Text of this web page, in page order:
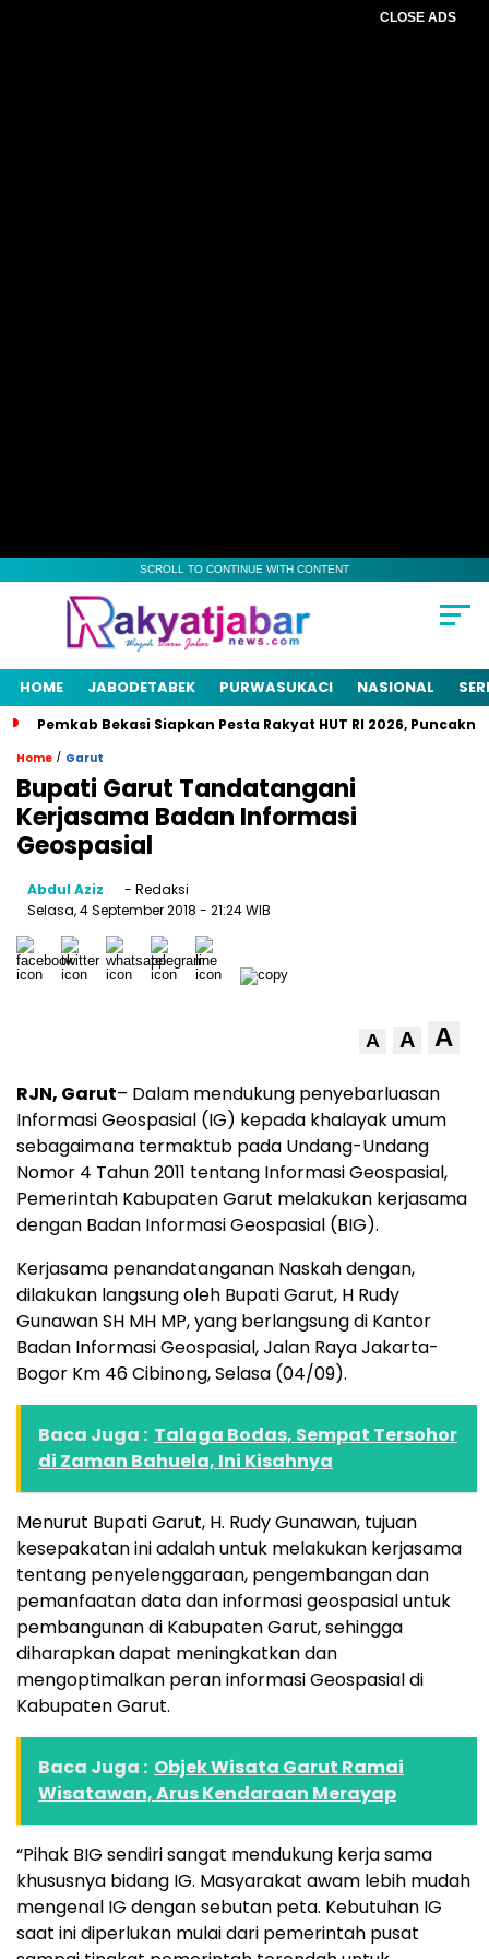
CLOSE ADS
SCROLL TO CONTINUE WITH CONTENT
HOME JABODETABEK PURWASUKACI NASIONAL
Pemkab Bekasi Siapkan Pesta Rakyat HUT RI 2026,
Home / Garut
Bupati Garut Tandatangani
Kerjasama Badan Informasi
Geospasial
Abdul Aziz
- Redaksi
Selasa, 4 September 2018 - 21:24 WIB
A A A
RJN, Garut– Dalam mendukung penyebarluasan
Informasi Geospasial (IG) kepada khalayak umum
sebagaimana termaktub pada Undang-Undang
Nomor 4 Tahun 2011 tentang Informasi Geospasial,
Pemerintah Kabupaten Garut melakukan kerjasama
dengan Badan Informasi Geospasial (BIG).
Kerjasama penandatanganan Naskah dengan,
dilakukan langsung oleh Bupati Garut, H Rudy
Gunawan SH MH MP, yang berlangsung di Kantor
Badan Informasi Geospasial, Jalan Raya Jakarta-
Bogor Km 46 Cibinong, Selasa (04/09).
Baca Juga : Talaga Bodas, Sempat Tersohor
di Zaman Bahuela, Ini Kisahnya
Menurut Bupati Garut, H. Rudy Gunawan, tujuan
kesepakatan ini adalah untuk melakukan kerjasama
tentang penyelenggaraan, pengembangan dan
pemanfaatan data dan informasi geospasial untuk
pembangunan di Kabupaten Garut, sehingga
diharapkan dapat meningkatkan dan
mengoptimalkan peran informasi Geospasial di
Kabupaten Garut.
Baca Juga : Objek Wisata Garut Ramai
Wisatawan, Arus Kendaraan Merayap
“Pihak BIG sendiri sangat mendukung kerja sama
khususnya bidang IG. Masyarakat awam lebih mudah
mengenal IG dengan sebutan peta. Kebutuhan IG
saat ini diperlukan mulai dari pemerintah pusat